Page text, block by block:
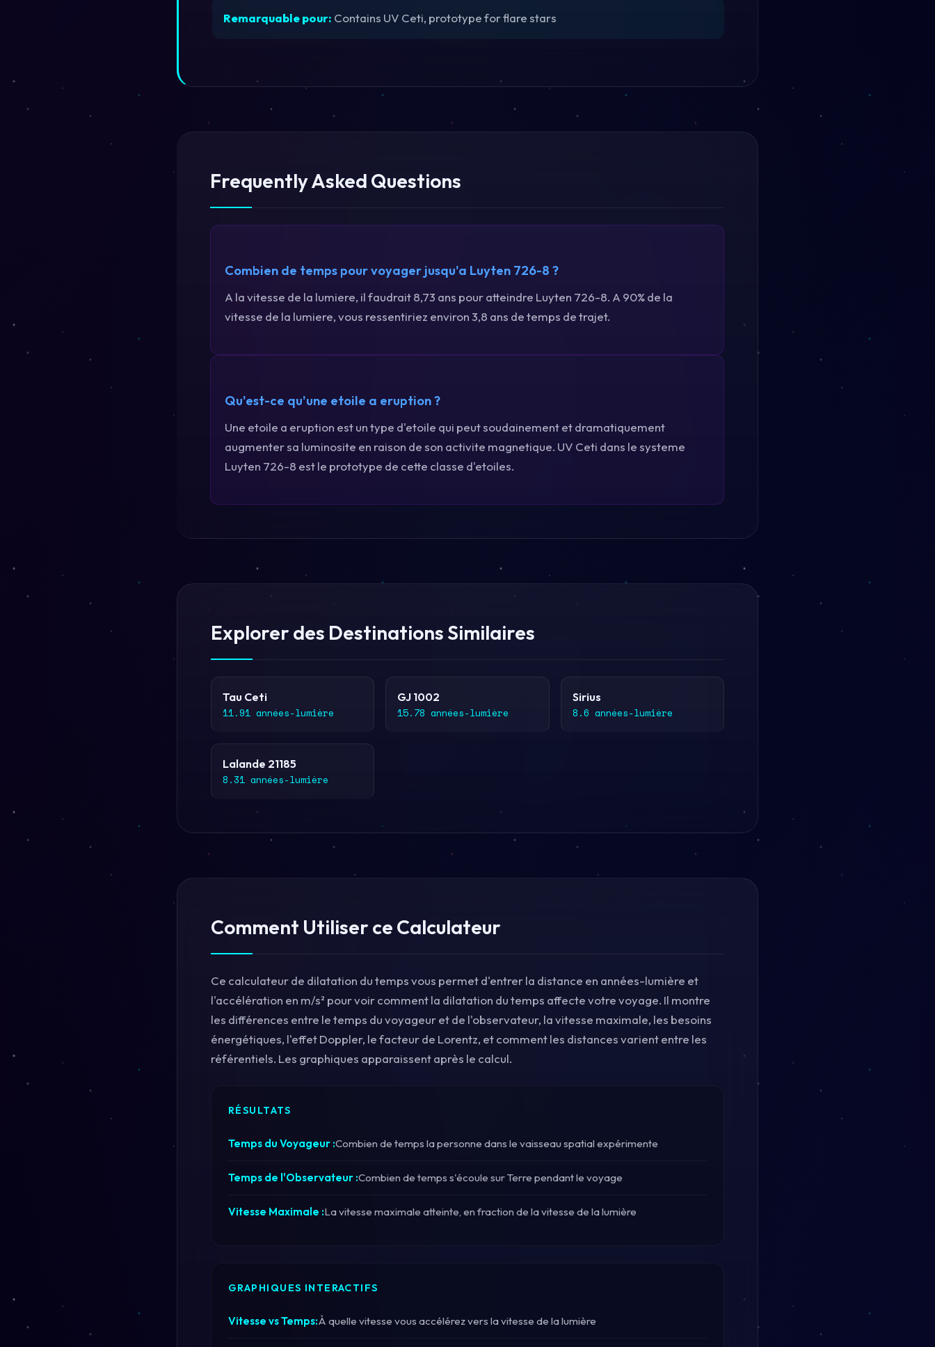
Remarquable pour: Contains UV Ceti, prototype for flare stars
Frequently Asked Questions
Combien de temps pour voyager jusqu'a Luyten 726-8 ?
A la vitesse de la lumiere, il faudrait 8,73 ans pour atteindre Luyten 726-8. A 90% de la
vitesse de la lumiere, vous ressentiriez environ 3,8 ans de temps de trajet.
Qu'est-ce qu'une etoile a eruption ?
Une etoile a eruption est un type d'etoile qui peut soudainement et dramatiquement
augmenter sa luminosite en raison de son activite magnetique. UV Ceti dans le systeme
Luyten 726-8 est le prototype de cette classe d'etoiles.
Explorer des Destinations Similaires
Tau Ceti
11.91 années-lumière
GJ 1002
15.78 années-lumière
Sirius
8.6 années-lumière
Lalande 21185
8.31 années-lumière
Comment Utiliser ce Calculateur
Ce calculateur de dilatation du temps vous permet d'entrer la distance en années-lumière et
l'accélération en m/s² pour voir comment la dilatation du temps affecte votre voyage. Il montre
les différences entre le temps du voyageur et de l'observateur, la vitesse maximale, les besoins
énergétiques, l'effet Doppler, le facteur de Lorentz, et comment les distances varient entre les
référentiels. Les graphiques apparaissent après le calcul.
RÉSULTATS
Temps du Voyageur :Combien de temps la personne dans le vaisseau spatial expérimente
Temps de l'Observateur :Combien de temps s'écoule sur Terre pendant le voyage
Vitesse Maximale :La vitesse maximale atteinte, en fraction de la vitesse de la lumière
GRAPHIQUES INTERACTIFS
Vitesse vs Temps:À quelle vitesse vous accélérez vers la vitesse de la lumière